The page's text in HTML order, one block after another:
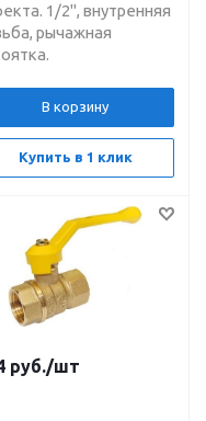
1/2", внутренняя
рычажная
В корзину
Купить в 1 клик
руб./шт